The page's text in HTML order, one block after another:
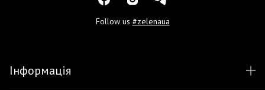
Follow us #zelenaua
Інформація